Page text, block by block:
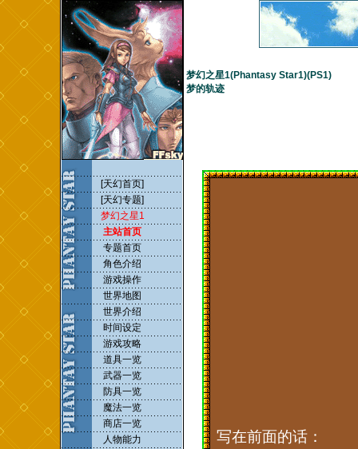
梦幻之星1(Phantasy Star1)(PS1)
梦的轨迹
写在前面的话：
[天幻首页]
[天幻专题]
梦幻之星1
主站首页
专题首页
角色介绍
游戏操作
世界地图
世界介绍
时间设定
游戏攻略
道具一览
武器一览
防具一览
魔法一览
商店一览
人物能力